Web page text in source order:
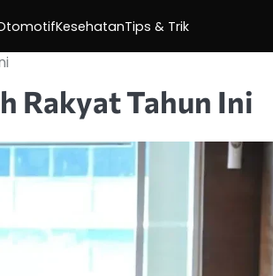
KesehatanTips & Trik
Rakyat Tahun Ini